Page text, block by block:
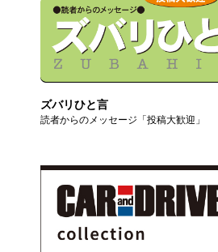
ズバリひと言
読者からのメッセージ「投稿大歓迎」